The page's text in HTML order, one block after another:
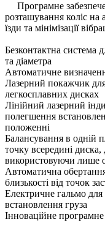
Програмне
розташування коліс на
їзди та мінімізації
Безконтактна система
та діаметра
Автоматичне
Лазерний покажчик
легкосплавних дисках
Лінійний лазерний
полегшення
положенні
Балансування в одній
точку всередині
використовуючи лише
Автоматична
близькості від точок
Електричне гальмо
встановлення груза
Інноваційне